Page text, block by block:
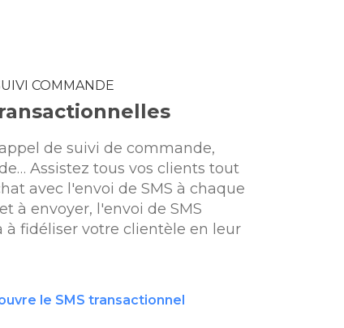
COMMANDE
de suivi de commande,
Assistez tous vos clients tout
avec l'envoi de SMS à chaque
à envoyer, l'envoi de SMS
à fidéliser votre clientèle en leur
le SMS transactionnel